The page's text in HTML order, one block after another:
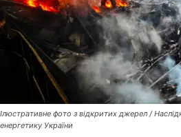
Ілюстративне фото з відкритих джерел /
енергетику України